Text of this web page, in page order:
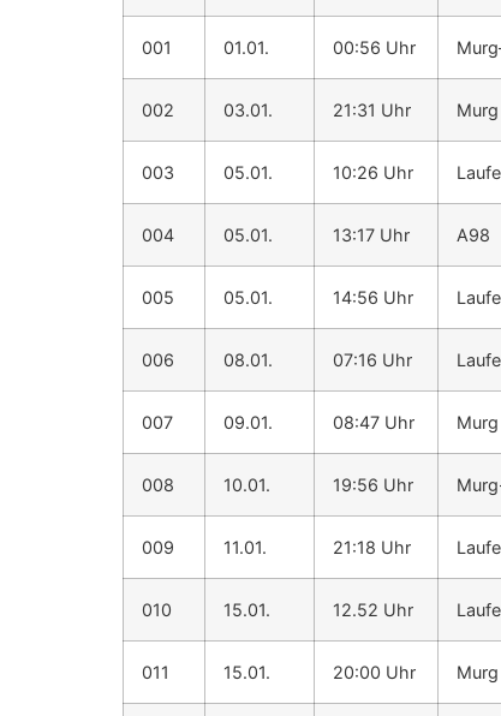
001 01.01. 00:56 Uhr
002 03.01. 21:31 Uhr Murg
003 05.01. 10:26 Uhr
004 05.01. 13:17 Uhr A98
005 05.01. 14:56 Uhr
006 08.01. 07:16 Uhr
007 09.01. 08:47 Uhr
008 10.01. 19:56 Uhr
009 11.01. 21:18 Uhr
010 15.01. 12.52 Uhr
011 15.01. 20:00 Uhr Murg